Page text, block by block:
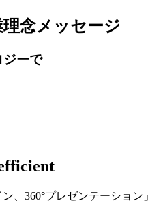
理念メッセージ
ジーで
、360°プレゼンテーション」